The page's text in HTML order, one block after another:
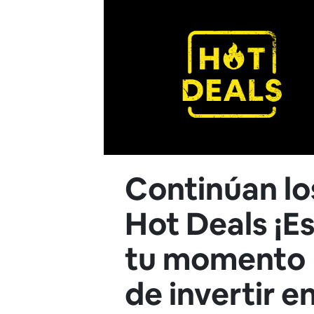
Continúan
Hot Deals ¡Es
tu momento
de invertir